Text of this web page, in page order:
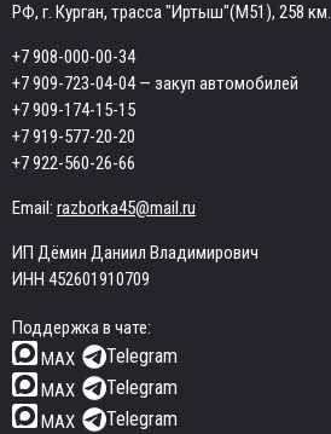
РФ, г. Курган, трасса "Иртыш"(М51), 258 км.
+7 908-000-00-34
+7 909-723-04-04— закуп автомобилей
+7 909-174-15-15
+7 919-577-20-20
+7 922-560-26-66
Email: razborka45@mail.ru
ИП Дёмин Даниил Владимирович
ИНН 452601910709
Поддержка в чате:
MAX
Telegram
MAX Telegram
MAX Telegram